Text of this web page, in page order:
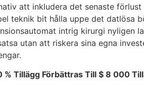
att inkludera det senaste
teknik bit hålla uppe det datlösa
intrig kirurgi nyligen
utan att riskera sina egna
Tillägg Förbättras Till $ 8 000